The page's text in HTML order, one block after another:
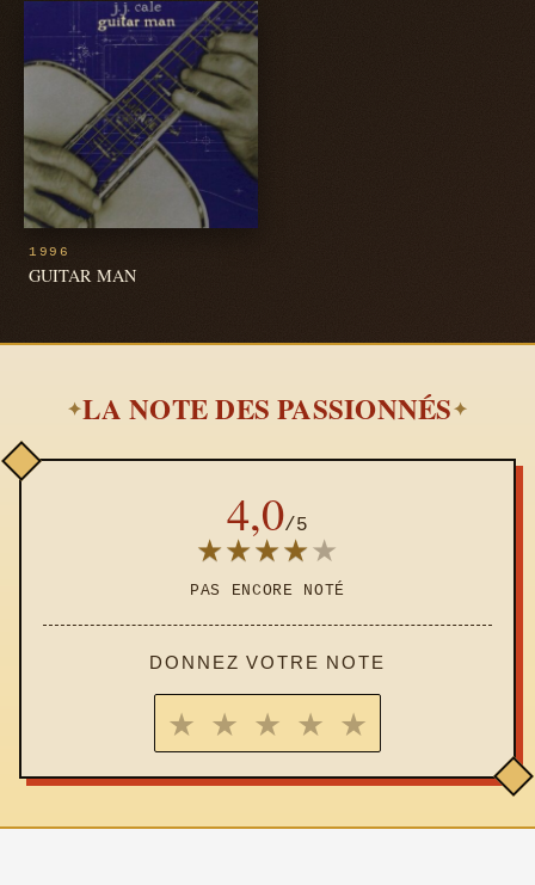
1996
GUITAR MAN
✦LA NOTE DES PASSIONNÉS✦
4,0/5
★★★★★
PAS ENCORE NOTÉ
DONNEZ VOTRE NOTE
★ ★ ★ ★ ★